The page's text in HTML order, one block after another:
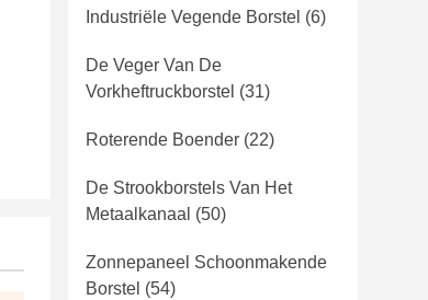
Industriële Vegende Borstel (6)
De Veger Van De
Vorkheftruckborstel (31)
Roterende Boender (22)
De Strookborstels Van Het
Metaalkanaal (50)
Zonnepaneel Schoonmakende
Borstel (54)